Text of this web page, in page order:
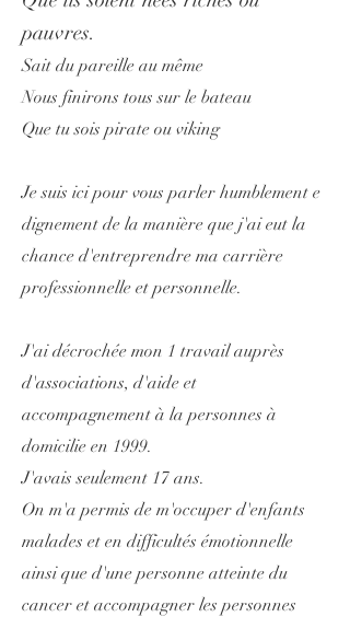
pauvres.
Sait du pareille au même
Nous finirons tous sur le bateau
Que tu sois pirate ou viking
​Je suis ici pour vous parler humblement e
dignement de la manière que j'ai eut la
chance d'entreprendre ma carrière
professionnelle et personnelle.
J'ai décrochée mon 1 travail auprès
d'associations, d'aide et
accompagnement à la personnes à
domicilie en 1999.
J'avais seulement 17 ans.
On m'a permis de m'occuper d'enfants
malades et en difficultés émotionnelle
ainsi que d'une personne atteinte du
cancer et accompagner les personnes